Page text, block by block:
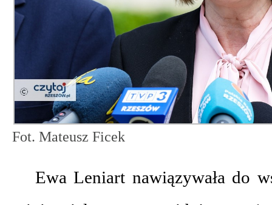
Fot. Mateusz Ficek
Ewa Leniart nawiązywała do